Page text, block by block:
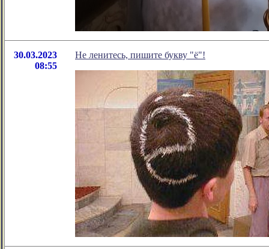
30.03.2023
08:55
Не ленитесь, пишите букву "ё"!